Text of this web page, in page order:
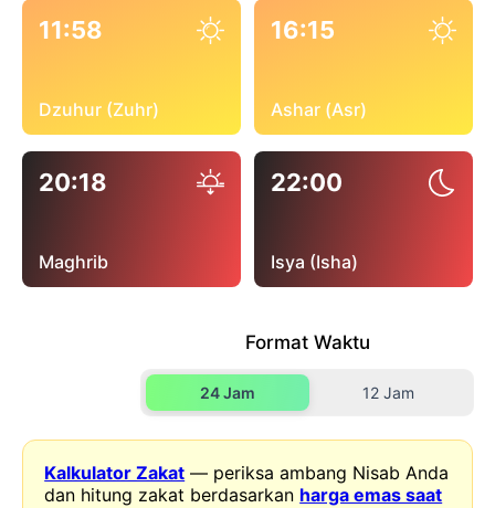
11:58
Dzuhur (Zuhr)
16:15
Ashar (Asr)
20:18
Maghrib
22:00
Isya (Isha)
Format Waktu
24 Jam 12 Jam
Kalkulator Zakat — periksa ambang Nisab Anda
dan hitung zakat berdasarkan harga emas saat